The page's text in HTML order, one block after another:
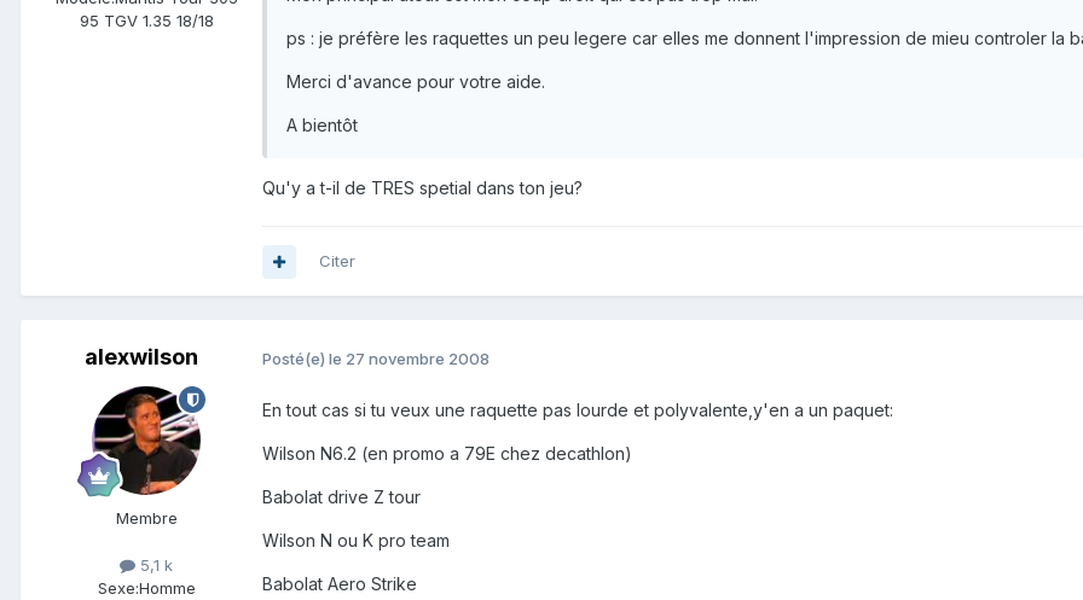
95 TGV 1.35 18/18
ps : je préfère les raquettes un peu legere car elles me donnent l'impression de mieu controler la
Merci d'avance pour votre aide.
A bientôt
Qu'y a t-il de TRES spetial dans ton jeu?
Citer
alexwilson
Membre
5,1 k
Sexe:Homme
Posté(e) le 27 novembre 2008
En tout cas si tu veux une raquette pas lourde et polyvalente,y'en a un paquet:
Wilson N6.2 (en promo a 79E chez decathlon)
Babolat drive Z tour
Wilson N ou K pro team
Babolat Aero Strike